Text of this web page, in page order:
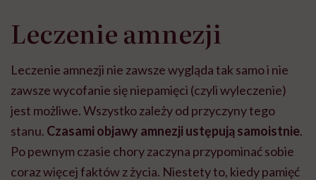
Leczenie amnezji
Leczenie amnezji nie zawsze wygląda tak samo i nie
zawsze wycofanie się niepamięci (czyli wyleczenie)
jest możliwe. Wszystko zależy od przyczyny tego
stanu. Czasami objawy amnezji ustępują samoistnie.
Po pewnym czasie chory zaczyna przypominać sobie
coraz więcej faktów z życia. Niestety to, kiedy pamięć